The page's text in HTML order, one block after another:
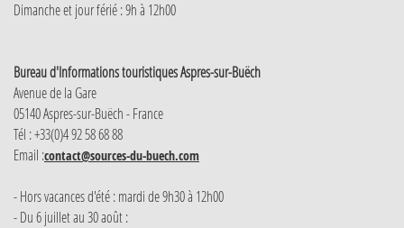
Dimanche et jour férié : 9h à 12h00
Bureau d'Informations touristiques Aspres-sur-Buëch
Avenue de la Gare
05140 Aspres-sur-Buëch - France
Tél : +33(0)4 92 58 68 88
Email :contact@sources-du-buech.com
- Hors vacances d'été : mardi de 9h30 à 12h00
- Du 6 juillet au 30 août :